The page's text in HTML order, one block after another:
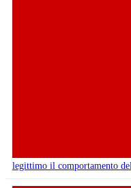
legittimo il comportamento